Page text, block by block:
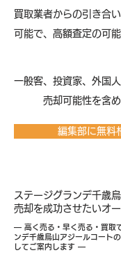
買取業者からの引き合
可能で、高額査定の可
一般客、投資家、外国
売却可能性を含
編集部に無料
ステージグランデ千歳
売却を成功させたいオ
― 高く売る・早く売る・買取
ンデ千歳烏山アジールコート
してご案内します ―